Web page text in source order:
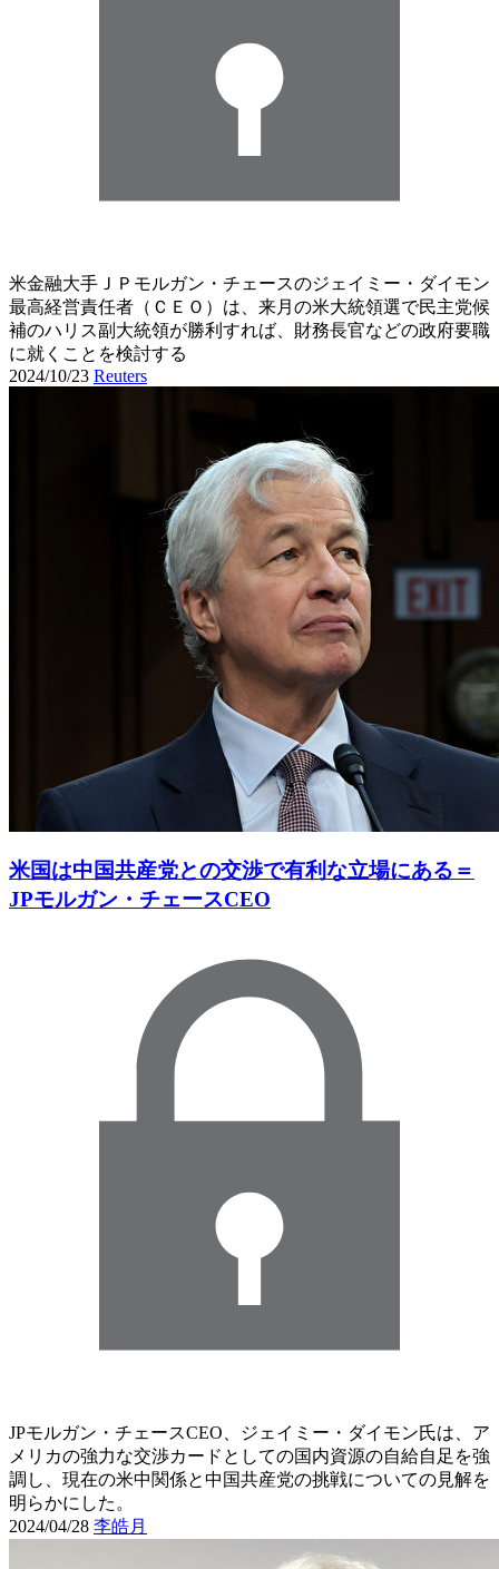
米金融大手ＪＰモルガン・チェースのジェイミー・ダイモン
最高経営責任者（ＣＥＯ）は、来月の米大統領選で民主党候
補のハリス副大統領が勝利すれば、財務長官などの政府要職
に就くことを検討する
2024/10/23 Reuters
米国は中国共産党との交渉で有利な立場にある＝
JPモルガン・チェースCEO
JPモルガン・チェースCEO、ジェイミー・ダイモン氏は、ア
メリカの強力な交渉カードとしての国内資源の自給自足を強
調し、現在の米中関係と中国共産党の挑戦についての見解を
明らかにした。
2024/04/28 李皓月